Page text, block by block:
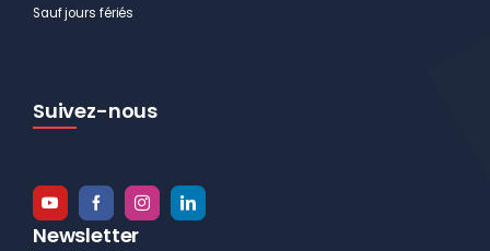
Sauf jours fériés
Suivez-nous
Newsletter